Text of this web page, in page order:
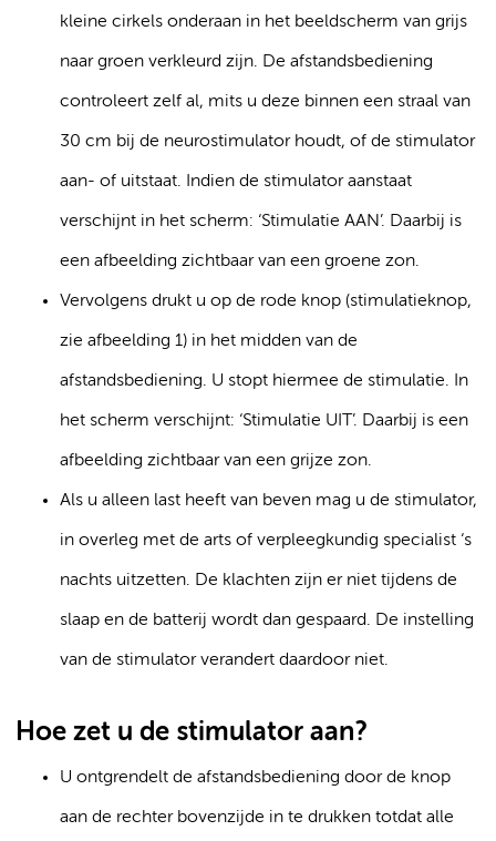
kleine cirkels onderaan in het beeldscherm van grijs
naar groen verkleurd zijn. De afstandsbediening
controleert zelf al, mits u deze binnen een straal van
30 cm bij de neurostimulator houdt, of de stimulator
aan- of uitstaat. Indien de stimulator aanstaat
verschijnt in het scherm: ‘Stimulatie AAN’. Daarbij is
een afbeelding zichtbaar van een groene zon.
Vervolgens drukt u op de rode knop (stimulatieknop,
zie afbeelding 1) in het midden van de
afstandsbediening. U stopt hiermee de stimulatie. In
het scherm verschijnt: ‘Stimulatie UIT’. Daarbij is een
afbeelding zichtbaar van een grijze zon.
Als u alleen last heeft van beven mag u de stimulator,
in overleg met de arts of verpleegkundig specialist ‘s
nachts uitzetten. De klachten zijn er niet tijdens de
slaap en de batterij wordt dan gespaard. De instelling
van de stimulator verandert daardoor niet.
Hoe zet u de stimulator aan?
U ontgrendelt de afstandsbediening door de knop
aan de rechter bovenzijde in te drukken totdat alle